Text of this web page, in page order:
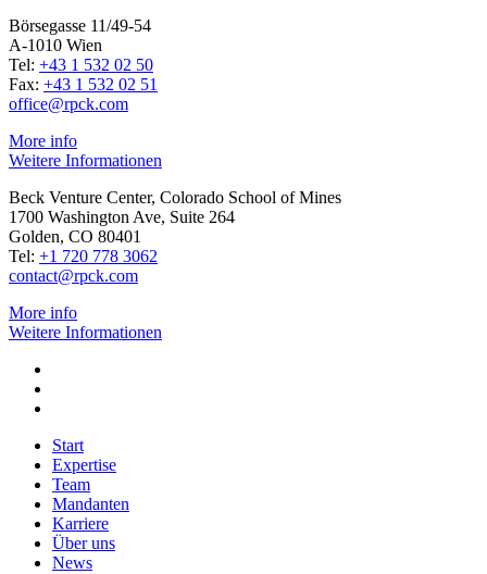
Börsegasse 11/49-54
A-1010 Wien
Tel: +43 1 532 02 50
Fax: +43 1 532 02 51
office@rpck.com
More info
Weitere Informationen
Beck Venture Center, Colorado School of Mines
1700 Washington Ave, Suite 264
Golden, CO 80401
Tel: +1 720 778 3062
contact@rpck.com
More info
Weitere Informationen
Start
Expertise
Team
Mandanten
Karriere
Über uns
News